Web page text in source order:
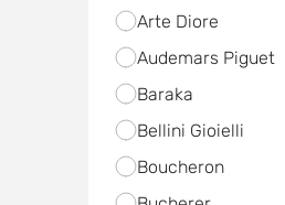
Arte Diore
Audemars Piguet
Baraka
Bellini Gioielli
Boucheron